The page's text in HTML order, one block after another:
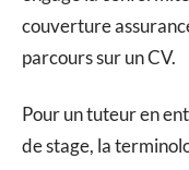
couverture
parcours sur un CV.
Pour un tuteur en
de stage, la